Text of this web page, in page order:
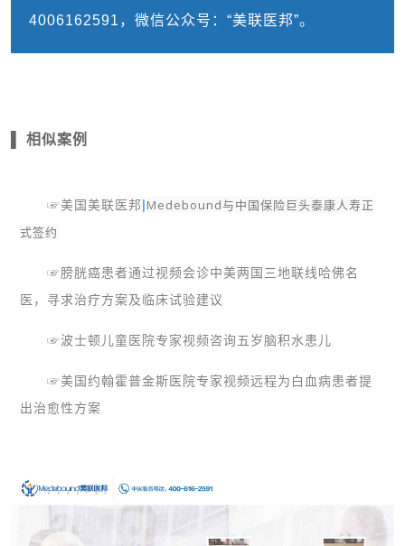
4006162591，微信公众号：“美联医邦”。
▌ 相似案例
☞美国美联医邦|Medebound与中国保险巨头泰康人寿正
式签约
☞膀胱癌患者通过视频会诊中美两国三地联线哈佛名
医，寻求治疗方案及临床试验建议
☞波士顿儿童医院专家视频咨询五岁脑积水患儿
☞美国约翰霍普金斯医院专家视频远程为白血病患者提
出治愈性方案